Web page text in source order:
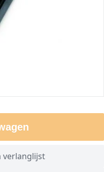
verlanglijst